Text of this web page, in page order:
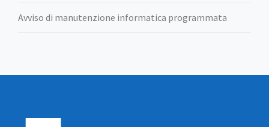
Avviso di manutenzione informatica programmata